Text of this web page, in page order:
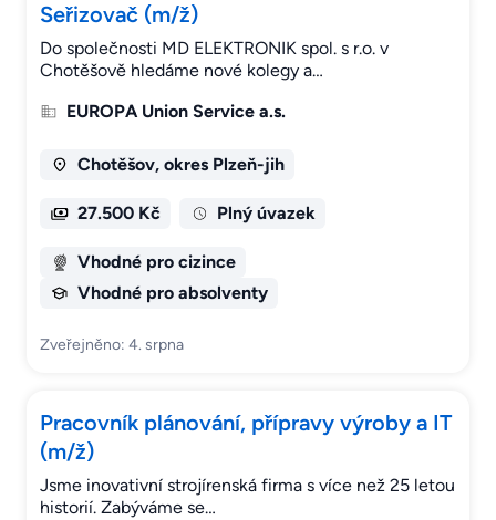
Seřizovač (m/ž)
Do společnosti MD ELEKTRONIK spol. s r.o. v
Chotěšově hledáme nové kolegy a…
EUROPA Union Service a.s.
Chotěšov, okres Plzeň-jih
27.500 Kč Plný úvazek
Vhodné pro cizince
Vhodné pro absolventy
Zveřejněno: 4. srpna
Pracovník plánování, přípravy výroby a IT
(m/ž)
Jsme inovativní strojírenská firma s více než 25 letou
historií. Zabýváme se…